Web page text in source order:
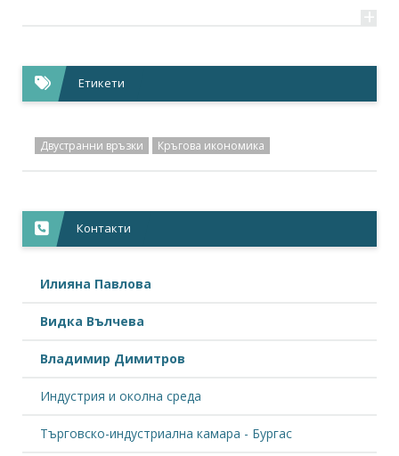
+
Етикети
Двустранни връзки Кръгова икономика
Контакти
Илияна Павлова
Видка Вълчева
Владимир Димитров
Индустрия и околна среда
Търговско-индустриална камара - Бургас